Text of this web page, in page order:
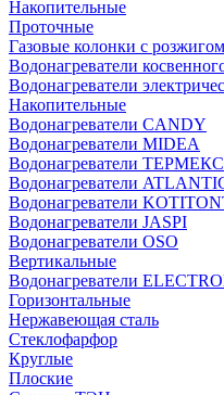
Накопительные
Проточные
Газовые колонки с
Водонагреватели
Водонагреватели
Накопительные
Водонагреватели CANDY
Водонагреватели MIDEA
Водонагреватели ТЕРМЕКС
Водонагреватели
Водонагреватели
Водонагреватели JASPI
Водонагреватели OSO
Вертикальные
Водонагреватели
Горизонтальные
Нержавеющая сталь
Стеклофарфор
Круглые
Плоские